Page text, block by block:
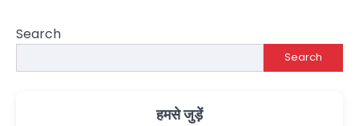
Search
Search
हमसे जुड़ें